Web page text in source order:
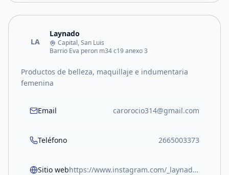
LA
Laynado
Capital, San Luis
Barrio Eva peron m34 c19 anexo 3
Productos de belleza, maquillaje e indumentaria
femenina
Email carorocio314@gmail.com
Teléfono 2665003373
Sitio web https://www.instagram.com/_laynado?igsh=emtmMWZ4Mnc5OGZp